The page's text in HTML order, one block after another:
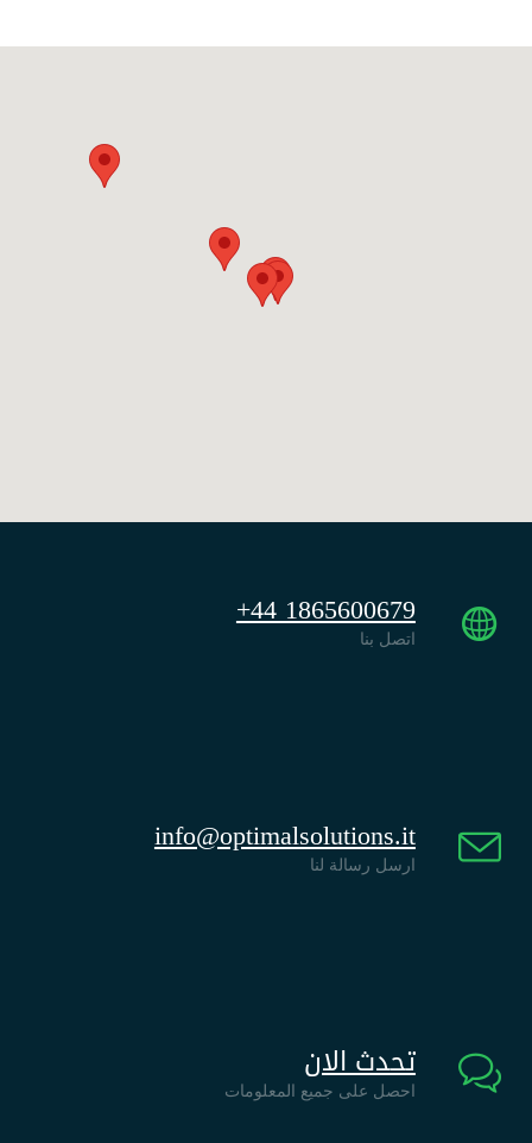
+44 1865600679
اتصل بنا
info@optimalsolutions.it
ارسل رسالة لنا
تحدث الان
احصل على جميع المعلومات